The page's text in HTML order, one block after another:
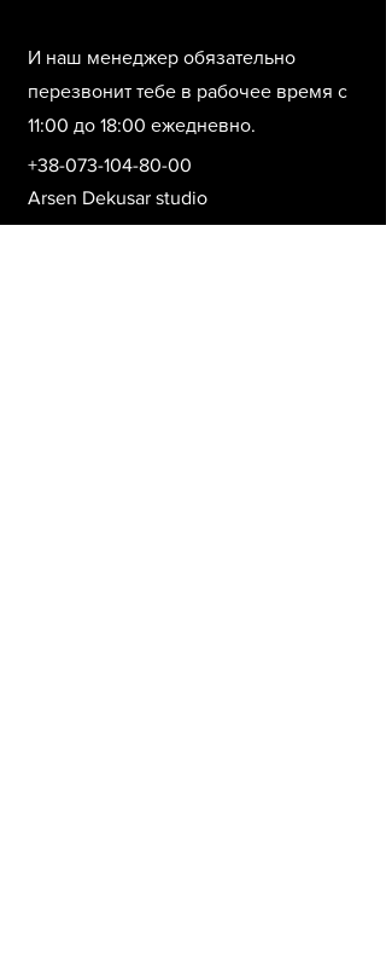
И наш менеджер обязательно
перезвонит тебе в рабочее время с
11:00 до 18:00 ежедневно.
+38-073-104-80-00
Arsen Dekusar studio